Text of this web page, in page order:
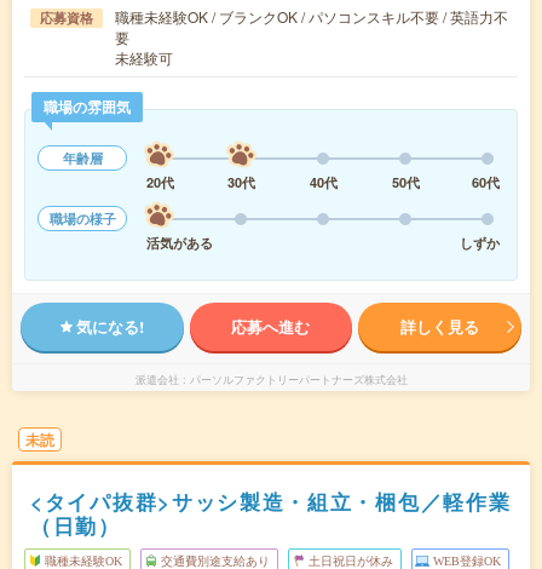
応募資格
職種未経験OK / ブランクOK / パソコンスキル不要 / 英語力不
要
未経験可
職場の雰囲気
年齢層
20代
30代 40代 50代
60代
職場の様子
活気がある
しずか
気になる! 応募へ進む 詳しく見る
派遣会社 パーソルファクトリーパートナーズ株式会社
未読
<タイパ抜群>サッシ製造・組立・梱包／軽作業
（日勤）
職種未経験OK 交通費別途支給あり 土日祝日が休み WEB登録OK